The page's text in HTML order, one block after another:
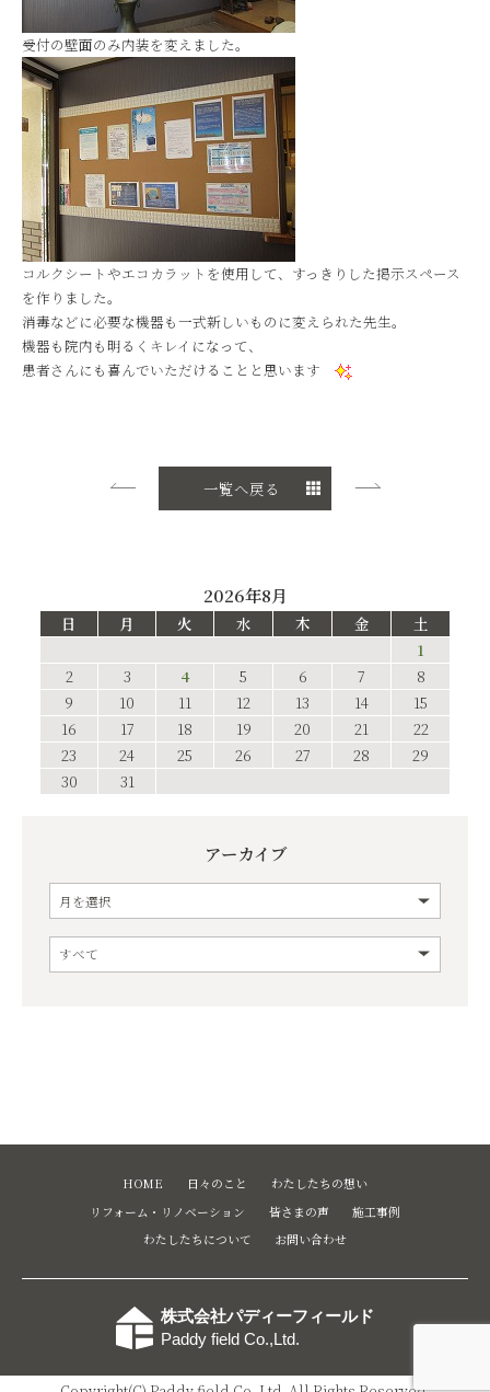
受付の壁面のみ内装を変えました。
コルクシートやエコカラットを使用して、すっきりした掲示スペース
を作りました。
消毒などに必要な機器も一式新しいものに変えられた先生。
機器も院内も明るくキレイになって、
患者さんにも喜んでいただけることと思います
一覧へ戻る
2026年8月
日 月 火 水 木 金
土
1
2
3 4 5 6 7
8
9
10 11 12 13 14
15
16
17 18 19 20 21
22
23
24 25 26 27 28
29
30
31
アーカイブ
HOME 日々のこと
わたしたちの想い
リフォーム・リノベーション
皆さまの声
施工事例
わたしたちについて
お問い合わせ
株式会社パディーフィールド
Paddy field Co.,Ltd.